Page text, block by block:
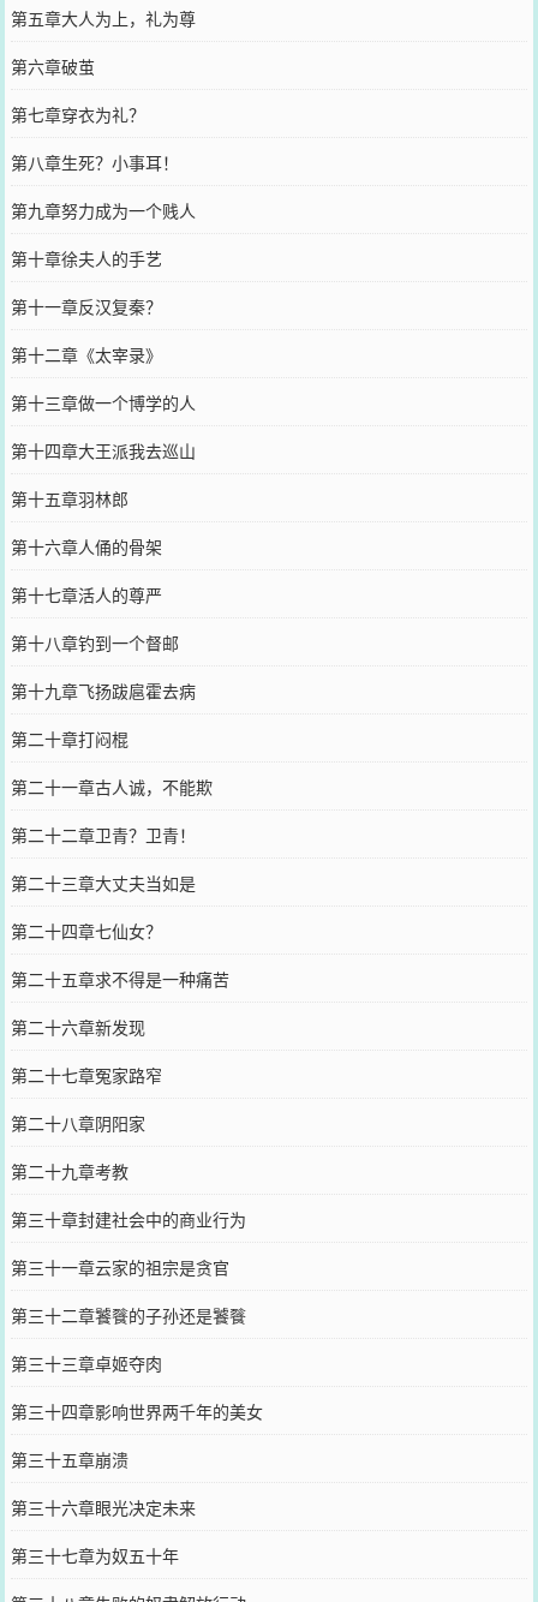
第五章大人为上，礼为尊
第六章破茧
第七章穿衣为礼？
第八章生死？小事耳！
第九章努力成为一个贱人
第十章徐夫人的手艺
第十一章反汉复秦？
第十二章《太宰录》
第十三章做一个博学的人
第十四章大王派我去巡山
第十五章羽林郎
第十六章人俑的骨架
第十七章活人的尊严
第十八章钓到一个督邮
第十九章飞扬跋扈霍去病
第二十章打闷棍
第二十一章古人诚，不能欺
第二十二章卫青？卫青！
第二十三章大丈夫当如是
第二十四章七仙女？
第二十五章求不得是一种痛苦
第二十六章新发现
第二十七章冤家路窄
第二十八章阴阳家
第二十九章考教
第三十章封建社会中的商业行为
第三十一章云家的祖宗是贪官
第三十二章饕餮的子孙还是饕餮
第三十三章卓姬夺肉
第三十四章影响世界两千年的美女
第三十五章崩溃
第三十六章眼光决定未来
第三十七章为奴五十年